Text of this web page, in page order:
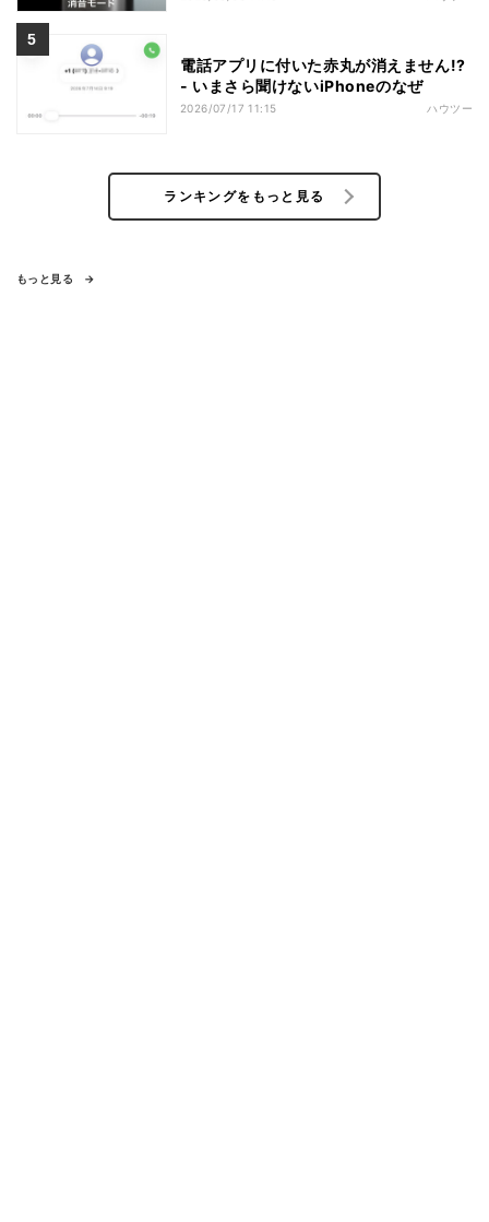
電話アプリに付いた赤丸が消えません!?
- いまさら聞けないiPhoneのなぜ
2026/07/17 11:15 ハウツー
ランキングをもっと見る
もっと見る